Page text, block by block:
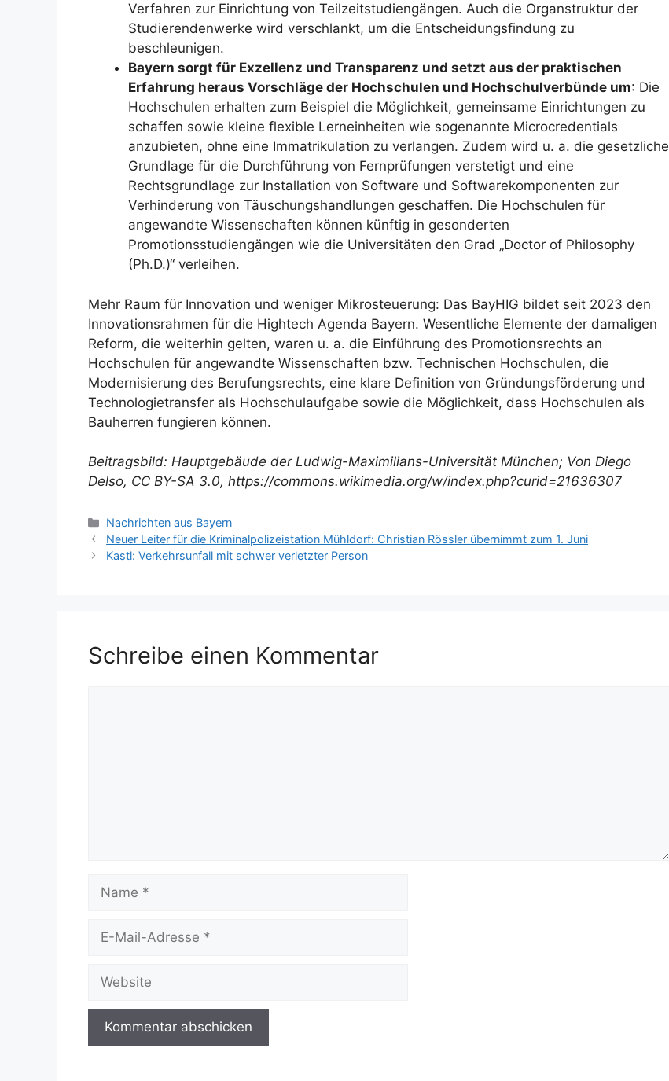
Verfahren zur Einrichtung von Teilzeitstudiengängen. Auch die Organstruktur der
Studierendenwerke wird verschlankt, um die Entscheidungsfindung zu
beschleunigen.
Bayern sorgt für Exzellenz und Transparenz und setzt aus der praktischen
Erfahrung heraus Vorschläge der Hochschulen und Hochschulverbünde um: Die
Hochschulen erhalten zum Beispiel die Möglichkeit, gemeinsame Einrichtungen zu
schaffen sowie kleine flexible Lerneinheiten wie sogenannte Microcredentials
anzubieten, ohne eine Immatrikulation zu verlangen. Zudem wird u. a. die gesetzliche
Grundlage für die Durchführung von Fernprüfungen verstetigt und eine
Rechtsgrundlage zur Installation von Software und Softwarekomponenten zur
Verhinderung von Täuschungshandlungen geschaffen. Die Hochschulen für
angewandte Wissenschaften können künftig in gesonderten
Promotionsstudiengängen wie die Universitäten den Grad „Doctor of Philosophy
(Ph.D.)“ verleihen.
Mehr Raum für Innovation und weniger Mikrosteuerung: Das BayHIG bildet seit 2023 den
Innovationsrahmen für die Hightech Agenda Bayern. Wesentliche Elemente der damaligen
Reform, die weiterhin gelten, waren u. a. die Einführung des Promotionsrechts an
Hochschulen für angewandte Wissenschaften bzw. Technischen Hochschulen, die
Modernisierung des Berufungsrechts, eine klare Definition von Gründungsförderung und
Technologietransfer als Hochschulaufgabe sowie die Möglichkeit, dass Hochschulen als
Bauherren fungieren können.
Beitragsbild: Hauptgebäude der Ludwig-Maximilians-Universität München; Von Diego
Delso, CC BY-SA 3.0, https://commons.wikimedia.org/w/index.php?curid=21636307
Kategorien
Nachrichten aus Bayern
Neuer Leiter für die Kriminalpolizeistation Mühldorf: Christian Rössler übernimmt zum 1. Juni
Kastl: Verkehrsunfall mit schwer verletzter Person
Schreibe einen Kommentar
Name
Website